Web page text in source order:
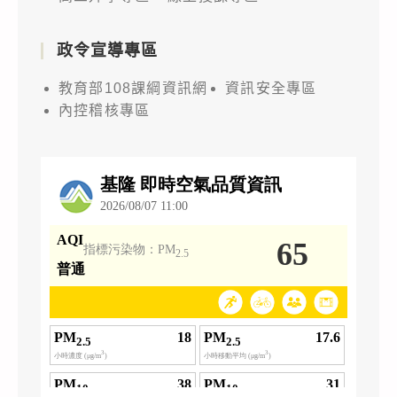
政令宣導專區
教育部108課綱資訊網
資訊安全專區
內控稽核專區